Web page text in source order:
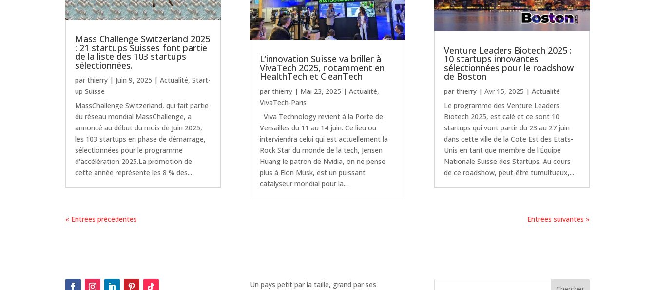
Mass Challenge Switzerland 2025
: 21 startups Suisses font partie
de la liste des 103 startups
sélectionnées.
parthierry | Juin 9, 2025 |Actualité,Start-
up Suisse
MassChallenge Switzerland, qui fait partie
du réseau mondial MassChallenge, a
annoncé au début du mois de Juin 2025,
les 103 startups en phase de démarrage,
sélectionnées pour le programme
d'accélération 2025.La promotion de
cette année représente les 8 % des...
L’innovation Suisse va briller à
VivaTech 2025, notamment en
HealthTech et CleanTech
par thierry| Mai 23, 2025 | Actualité,
VivaTech-Paris
Viva Technology revient à la Porte de
Versailles du 11 au 14 juin. Ce lieu ou
interviendra celui qui est actuellement la
Rock Star du monde de la tech, Jensen
Huang le patron de Nvidia, on ne pense
plus à Elon Musk, est un puissant
catalyseur mondial pour la...
Venture Leaders Biotech 2025 :
10 startups innovantes
sélectionnées pour le roadshow
de Boston
par thierry| Avr 15, 2025 | Actualité
Le programme des Venture Leaders
Biotech 2025, est calé et ce sont 10
startups qui vont partir du 23 au 27 juin
dans cette ville de la Cote Est des Etats-
Unis en tant que membre de l'Équipe
Nationale Suisse des Startups. Au cours
de ce roadshow, peut-être tumultueux,...
« Entrées précédentes Entrées suivantes »
Un pays petit par la taille, grand par ses